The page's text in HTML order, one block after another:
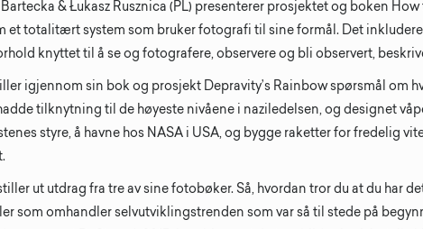
& Łukasz Rusznica (PL) presenterer prosjektet og boken
et totalitært system som bruker fotografi til sine formål. Det
knyttet til å se og fotografere, observere og bli observert,
igjennom sin bok og prosjekt Depravity’s Rainbow spørsmål om
tilknytning til de høyeste nivåene i naziledelsen, og designet
styre, å havne hos NASA i USA, og bygge raketter for fredelig
ut utdrag fra tre av sine fotobøker. Så, hvordan tror du at du har
som omhandler selvutviklingstrenden som var så til stede på